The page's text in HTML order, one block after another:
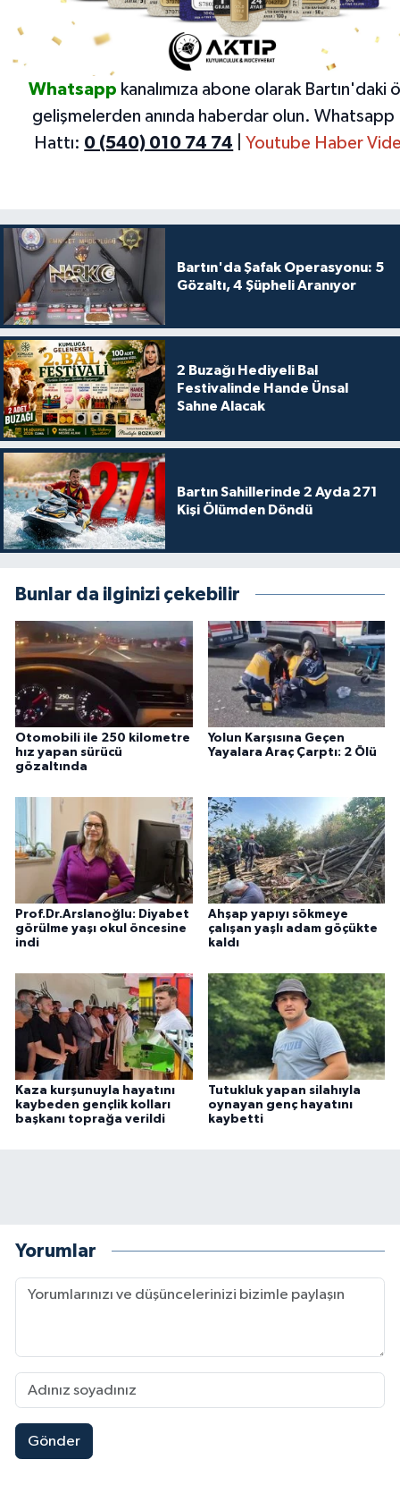
Whatsapp kanalımıza abone olarak Bartın'daki
gelişmelerden anında haberdar olun. Whatsapp
Hattı: 0 (540) 010 74 74 Youtube Haber
Bartın'da Şafak Operasyonu: 5
Gözaltı, 4 Şüpheli Aranıyor
2 Buzağı Hediyeli Bal
Festivalinde Hande Ünsal
Sahne Alacak
Bartın Sahillerinde 2 Ayda 271
Kişi Ölümden Döndü
Bunlar da ilginizi çekebilir
Otomobili ile 250 kilometre
hız yapan sürücü
gözaltında
Yolun Karşısına Geçen
Yayalara Araç Çarptı: 2 Ölü
Prof.Dr.Arslanoğlu: Diyabet
görülme yaşı okul öncesine
indi
Ahşap yapıyı sökmeye
çalışan yaşlı adam göçükte
kaldı
Kaza kurşunuyla hayatını
kaybeden gençlik kolları
başkanı toprağa verildi
Tutukluk yapan silahıyla
oynayan genç hayatını
kaybetti
Yorumlar
Gönder